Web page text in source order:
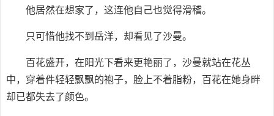
他居然在想家了，这连他自己也觉得滑稽。
只可惜他找不到岳洋，却看见了沙曼。
百花盛开，在阳光下看来更艳丽了，沙曼就站在花丛
中，穿着件轻轻飘飘的袍子，脸上不着脂粉，百花在她身畔
却已都失去了颜色。